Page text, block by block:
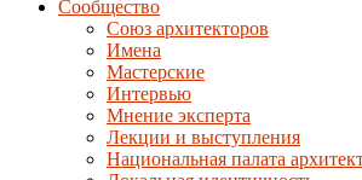
Сообщество
Союз архитекторов
Имена
Мастерские
Интервью
Мнение эксперта
Лекции и выступления
Национальная палата